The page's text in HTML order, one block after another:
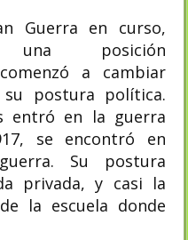
Guerra en curso,
posición
a cambiar
postura política.
entró en la guerra
se encontró en
Su postura
privada, y casi la
la escuela donde